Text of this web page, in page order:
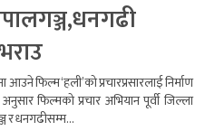
फिल्म ‘हली’को प्रचारप्रसारलाई निर्माण
फिल्मको प्रचार अभियान पूर्वी जिल्ला
र धनगढीसम्म...